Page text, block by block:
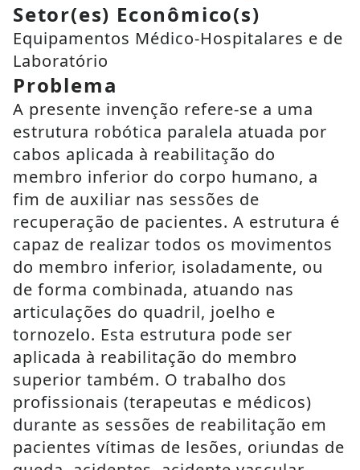
Setor(es) Econômico(s)
Equipamentos Médico-Hospitalares e de
Laboratório
Problema
A presente invenção refere-se a uma
estrutura robótica paralela atuada por
cabos aplicada à reabilitação do
membro inferior do corpo humano, a
fim de auxiliar nas sessões de
recuperação de pacientes. A estrutura é
capaz de realizar todos os movimentos
do membro inferior, isoladamente, ou
de forma combinada, atuando nas
articulações do quadril, joelho e
tornozelo. Esta estrutura pode ser
aplicada à reabilitação do membro
superior também. O trabalho dos
profissionais (terapeutas e médicos)
durante as sessões de reabilitação em
pacientes vítimas de lesões, oriundas de